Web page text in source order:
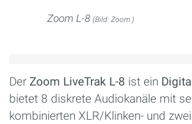
Zoom L-8 (Bild: Zoom )
Der Zoom LiveTrak L-8 ist ein
bietet 8 diskrete Audiokanäle mit
kombinierten XLR/Klinken- und